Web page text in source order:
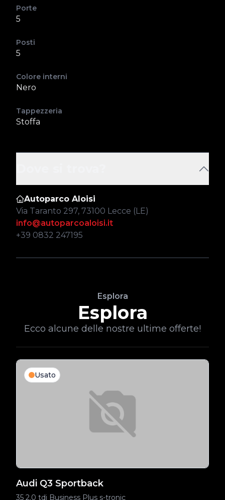
Porte
5
Posti
5
Colore interni
Nero
Tappezzeria
Stoffa
Autoparco Aloisi
Via Taranto 297, 73100 Lecce (LE)
info@autoparcoaloisi.it
+39 0832 247195
Esplora
Esplora
Ecco alcune delle nostre ultime offerte!
Usato
Audi Q3 Sportback
35 2.0 tdi Business Plus s-tronic